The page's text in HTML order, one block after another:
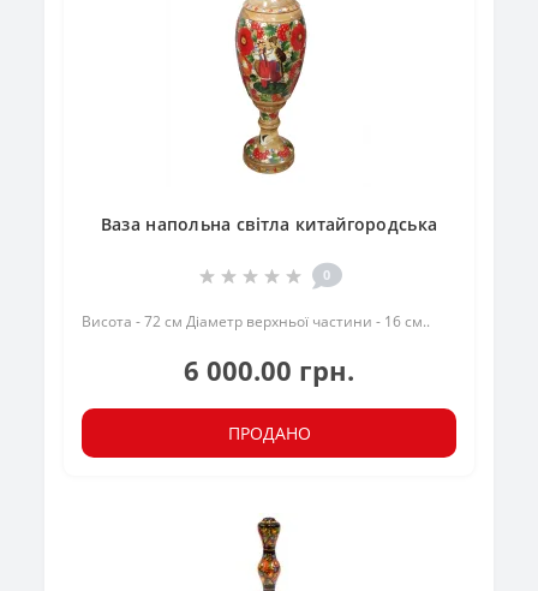
Ваза напольна світла китайгородська
0
Висота - 72 см Діаметр верхньої частини - 16 см..
6 000.00 грн.
ПРОДАНО